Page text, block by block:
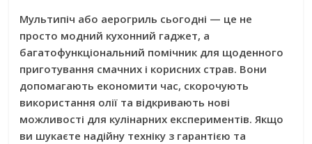
Мультипіч або аерогриль сьогодні — це не
просто модний кухонний гаджет, а
багатофункціональний помічник для щоденного
приготування смачних і корисних страв. Вони
допомагають економити час, скорочують
використання олії та відкривають нові
можливості для кулінарних експериментів. Якщо
ви шукаєте надійну техніку з гарантією та